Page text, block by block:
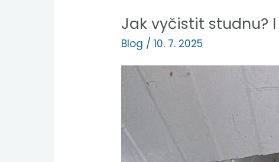
Jak vyčistit studnu?
Blog /10. 7. 2025